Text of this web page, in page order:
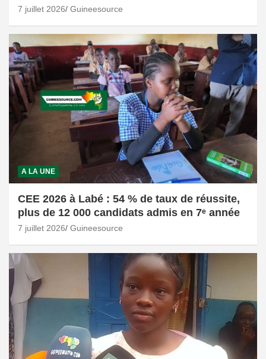
7 juillet 2026 Guineesource
A LA UNE
CEE 2026 à Labé : 54 % de taux de réussite,
plus de 12 000 candidats admis en 7ᵉ année
7 juillet 2026 Guineesource